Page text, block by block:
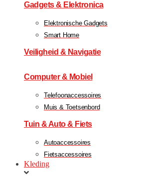
Gadgets & Elektronica
Elektronische Gadgets
Smart Home
Veiligheid & Navigatie
Computer & Mobiel
Telefoonaccessoires
Muis & Toetsenbord
Tuin & Auto & Fiets
Autoaccessoires
Fietsaccessoires
Kleding